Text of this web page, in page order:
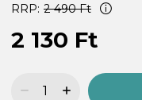
RRP: 2 490 Ft
2 130 Ft